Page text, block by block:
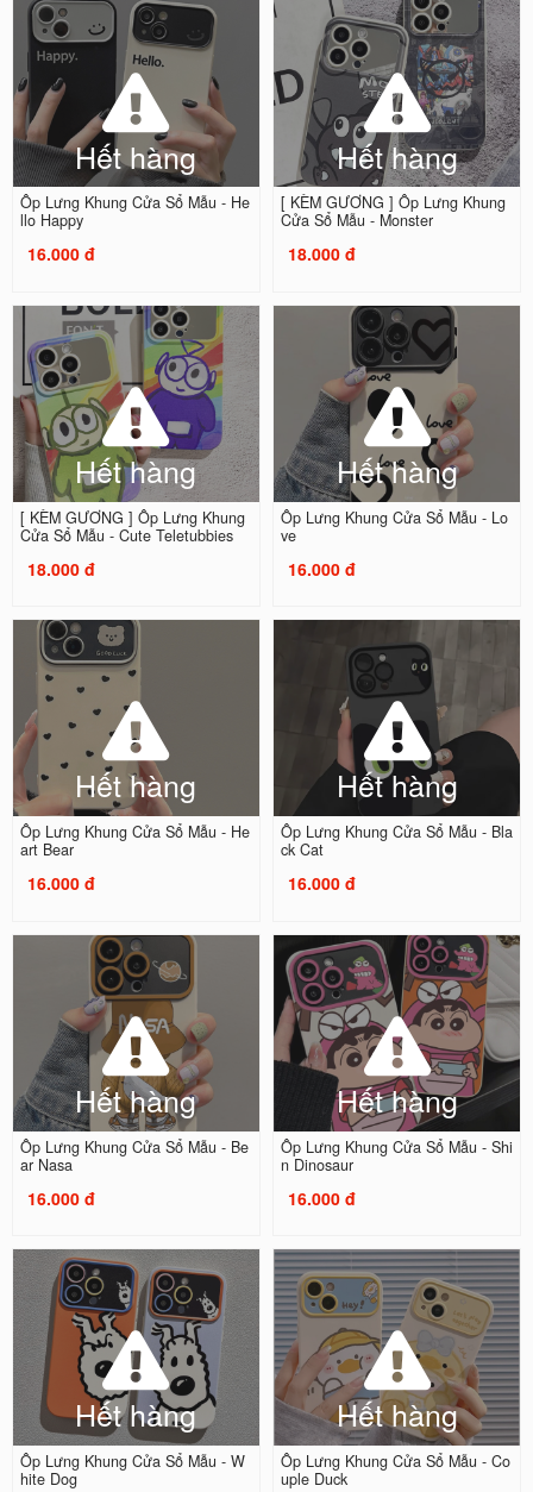
Hết hàng
Ốp Lưng Khung Cửa Sổ Mẫu - He
llo Happy
16.000 đ
Hết hàng
[ KÈM GƯƠNG ] Ốp Lưng Khung
Cửa Sổ Mẫu - Monster
18.000 đ
Hết hàng
[ KÈM GƯƠNG ] Ốp Lưng Khung
Cửa Sổ Mẫu - Cute Teletubbies
18.000 đ
Hết hàng
Ốp Lưng Khung Cửa Sổ Mẫu - Lo
ve
16.000 đ
Hết hàng
Ốp Lưng Khung Cửa Sổ Mẫu - He
art Bear
16.000 đ
Hết hàng
Ốp Lưng Khung Cửa Sổ Mẫu - Bla
ck Cat
16.000 đ
Hết hàng
Ốp Lưng Khung Cửa Sổ Mẫu - Be
ar Nasa
16.000 đ
Hết hàng
Ốp Lưng Khung Cửa Sổ Mẫu - Shi
n Dinosaur
16.000 đ
Hết hàng
Ốp Lưng Khung Cửa Sổ Mẫu - W
hite Dog
Hết hàng
Ốp Lưng Khung Cửa Sổ Mẫu - Co
uple Duck